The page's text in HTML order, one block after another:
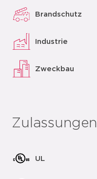
Brandschutz
Industrie
Zweckbau
Zulassungen
UL